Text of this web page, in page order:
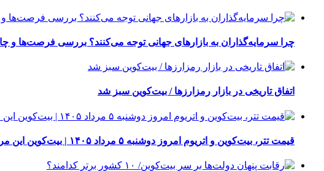
چرا سرمایه‌گذاران به بازارهای جهانی توجه می‌کنند؟ بررسی فرصت‌ها و
اتفاق تاریخی در بازار رمزارزها / بیت‌کوین سبز شد
قیمت تتر، بیت‌کوین و اتریوم امروز دوشنبه ۵ مرداد ۱۴۰۵ | بیت‌کوین این مرز را از دست بدهد، همه‌چیز تغییر می‌کند